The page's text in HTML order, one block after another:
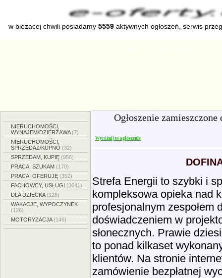
w bieżacej chwili posiadamy5559 aktywnych ogłoszeń, serwis
NIERUCHOMOŚCI,
WYNAJEM/DZIERŻAWA(7)
NIERUCHOMOŚCI,
SPRZEDAŻ/KUPNO (32)
SPRZEDAM, KUPIĘ (956)
PRACA, SZUKAM (170)
PRACA, OFERUJĘ (352)
FACHOWCY, USŁUGI (3641)
DLA DZIECKA(128)
WAKACJE, WYPOCZYNEK
(126)
MOTORYZACJA(146)
Ogłoszenie
Wyróżnij to ogłoszenie
Strefa Energii to szybki i
kompleksowa opieka nad
profesjonalnym zespołem
doświadczeniem w
słonecznych. Prawie
to ponad kilkaset
klientów. Na stronie
zamówienie bezpłatnej